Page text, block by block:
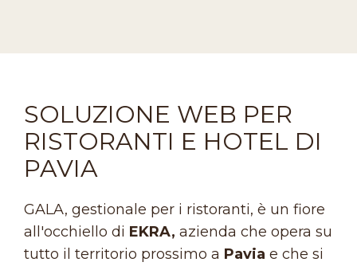
SOLUZIONE WEB PER
RISTORANTI E HOTEL DI
PAVIA
GALA, gestionale per i ristoranti, è un fiore
all'occhiello di EKRA, azienda che opera su
tutto il territorio prossimo a Pavia e che si